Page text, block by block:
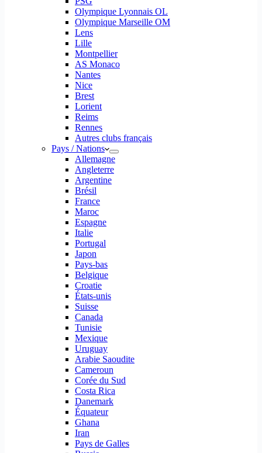
Olympique Lyonnais OL
Olympique Marseille OM
Lens
Lille
Montpellier
AS Monaco
Nantes
Nice
Brest
Lorient
Reims
Rennes
Autres clubs français
Pays / Nations
Allemagne
Angleterre
Argentine
Brésil
France
Maroc
Espagne
Italie
Portugal
Japon
Pays-bas
Belgique
Croatie
États-unis
Suisse
Canada
Tunisie
Mexique
Uruguay
Arabie Saoudite
Cameroun
Corée du Sud
Costa Rica
Danemark
Équateur
Ghana
Iran
Pays de Galles